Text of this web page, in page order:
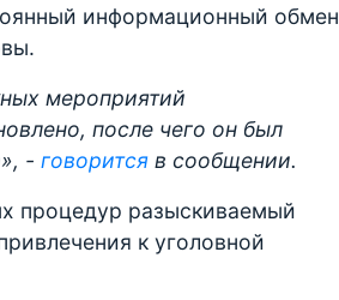
информационный обмен
мероприятий
после чего он был
- говорится в сообщении.
процедур разыскиваемый
к уголовной